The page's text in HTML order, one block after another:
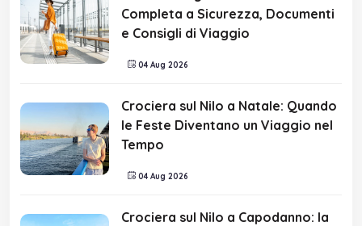
Completa a Sicurezza, Documenti
e Consigli di Viaggio
04 Aug 2026
Crociera sul Nilo a Natale: Quando
le Feste Diventano un Viaggio nel
Tempo
04 Aug 2026
Crociera sul Nilo a Capodanno: la